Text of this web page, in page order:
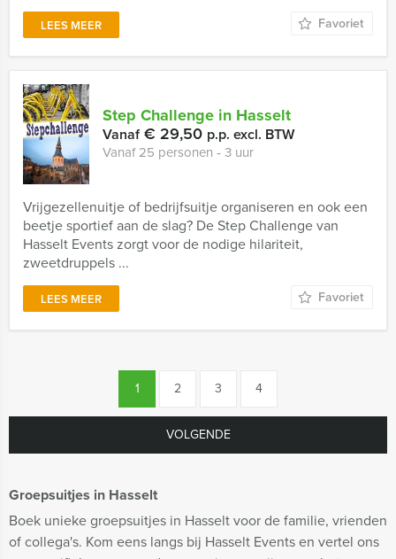
Groepsuitjes in Hasselt
Boek unieke groepsuitjes in Hasselt voor de familie, vrienden
of collega's. Kom eens langs bij Hasselt Events en vertel ons
LEES MEER Favoriet
Step Challenge in Hasselt
Vanaf€ 29,50 p.p. excl. BTW
Vanaf 25 personen ‐ 3 uur
Vrijgezellenuitje of bedrijfsuitje organiseren en ook een
beetje sportief aan de slag? De Step Challenge van
Hasselt Events zorgt voor de nodige hilariteit,
zweetdruppels ...
LEES MEER Favoriet
1 2 3 4
VOLGENDE